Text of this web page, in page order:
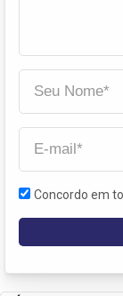
Concordo em